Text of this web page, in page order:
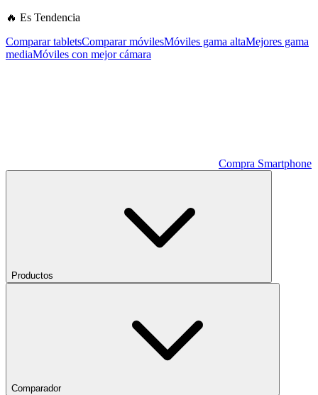
🔥 Es Tendencia
Comparar tabletsComparar móvilesMóviles gama altaMejores gama
mediaMóviles con mejor cámara
Compra Smartphone
Productos
Comparador